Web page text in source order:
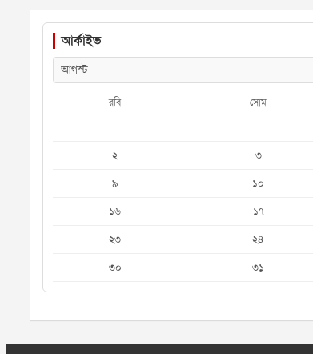
আর্কাইভ
রবি সোম
২
৩
৯
১০
১৬
১৭
২৩
২৪
৩০
৩১